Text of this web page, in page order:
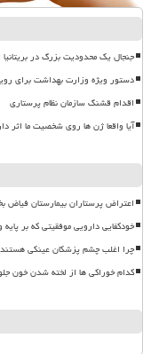
جنجال یک محدودیت بزرگ در بریتانیا
دستور ویژه وزارت بهداشت برای
اقدام قشنگ سازمان نظام پرستاری
آیا واقعا ژن ها روی شخصیت ما اثر
اعتراض پرستاران بیمارستان فیاض
خودکفایی دارویی موفقیتی که بر
چرا اغلب چشم پزشکان عینکی
کدام خوراکی ها از لخته شدن خون